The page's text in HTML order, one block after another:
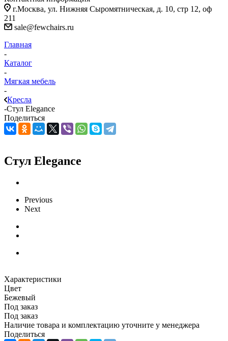
г.Москва, ул. Нижняя Сыромятническая, д. 10, стр 12, оф
211
sale@fewchairs.ru
Главная
-
Каталог
-
Мягкая мебель
-
Кресла
-Стул Elegance
Поделиться
Стул Elegance
Previous
Next
Характеристики
Цвет
Бежевый
Под заказ
Под заказ
Наличие товара и комплектацию уточните у менеджера
Поделиться